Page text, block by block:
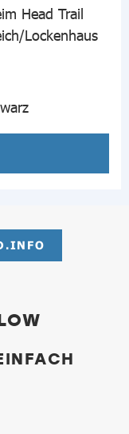
Head Trail
Lockenhaus